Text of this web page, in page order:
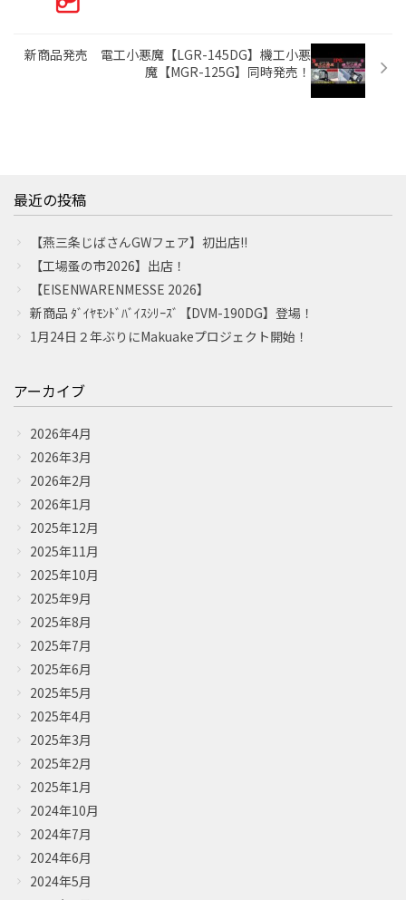
新商品発売 電工小悪魔【LGR-145DG】機工小悪
魔【MGR-125G】同時発売！
最近の投稿
【燕三条じばさんGWフェア】初出店!!
【工場蚤の市2026】出店！
【EISENWARENMESSE 2026】
新商品 ﾀﾞｲﾔﾓﾝﾄﾞﾊﾞｲｽｼﾘｰｽﾞ【DVM-190DG】登場！
1月24日２年ぶりにMakuakeプロジェクト開始！
アーカイブ
2026年4月
2026年3月
2026年2月
2026年1月
2025年12月
2025年11月
2025年10月
2025年9月
2025年8月
2025年7月
2025年6月
2025年5月
2025年4月
2025年3月
2025年2月
2025年1月
2024年10月
2024年7月
2024年6月
2024年5月